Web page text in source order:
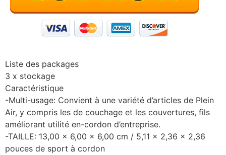
Liste des packages
3 x stockage
Caractéristique
-Multi-usage: Convient à une variété d’articles de Plein
Air, y compris les de couchage et les couvertures, fils
améliorant utilité en-cordon d’entreprise.
-TAILLE: 13,00 x 6,00 x 6,00 cm / 5,11 x 2,36 x 2,36
pouces de sport à cordon